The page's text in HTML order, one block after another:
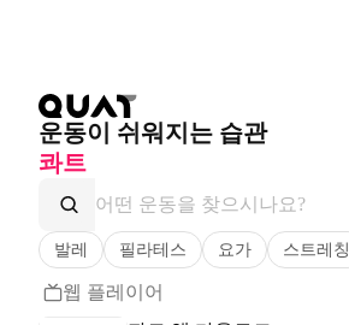
운동이 쉬워지는 습관
콰트
발레 필라테스 요가 스트레칭
웹 플레이어